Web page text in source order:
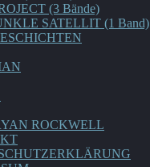
(3 Bände)
SATELLIT (1 Band)
ROCKWELL